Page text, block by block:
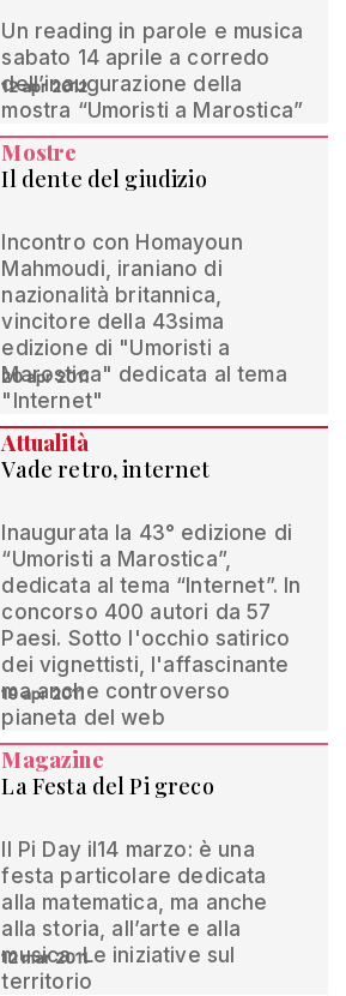
Un reading in parole e musica
sabato 14 aprile a corredo
dell’inaugurazione della
mostra “Umoristi a Marostica”
12 apr 2012
Mostre
Il dente del giudizio
Incontro con Homayoun
Mahmoudi, iraniano di
nazionalità britannica,
vincitore della 43sima
edizione di "Umoristi a
Marostica" dedicata al tema
"Internet"
20 apr 2011
Attualità
Vade retro, internet
Inaugurata la 43° edizione di
“Umoristi a Marostica”,
dedicata al tema “Internet”. In
concorso 400 autori da 57
Paesi. Sotto l'occhio satirico
dei vignettisti, l'affascinante
ma anche controverso
pianeta del web
19 apr 2011
Magazine
La Festa del Pi greco
Il Pi Day il14 marzo: è una
festa particolare dedicata
alla matematica, ma anche
alla storia, all’arte e alla
musica. Le iniziative sul
territorio
12 mar 2011